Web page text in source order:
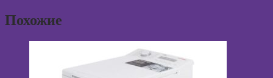
Похожие